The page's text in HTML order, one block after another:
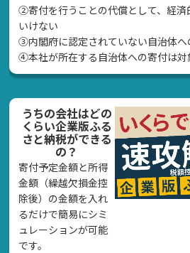
②寄付を行うことの代償として、経済
いけない
➂内閣府に認定されていない自治体へ
④本社が所在する自治体への寄付は対
うちの会社はどの
くらい企業版ふる
さと納税ができる
の？
寄付予定金額と所得
金額（繰越欠損金控
除後）の金額を入れ
るだけで簡易にシミ
ュレーションが可能
です。